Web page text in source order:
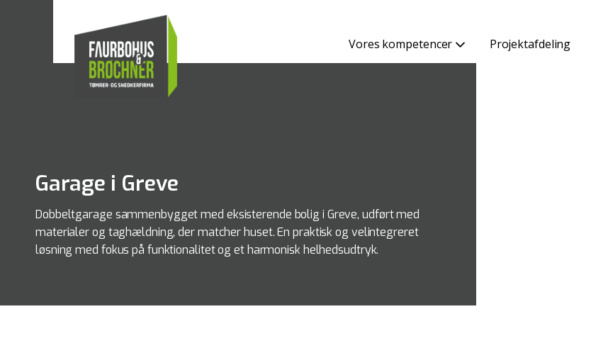
Vores kompetencer Projektafdeling
Garage i Greve
Dobbeltgarage sammenbygget med eksisterende bolig i Greve, udført med
materialer og taghældning, der matcher huset. En praktisk og velintegreret
løsning med fokus på funktionalitet og et harmonisk helhedsudtryk.